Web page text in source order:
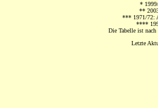
*
**
*** 1971/72:
****
Die Tabelle ist
Letzte